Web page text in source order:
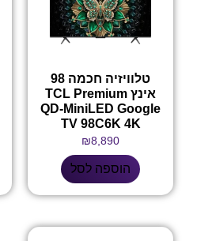
טלוויזיה חכמה 98
אינץ TCL Premium
QD-MiniLED Google
TV 98C6K 4K
₪8,890
הוספה לסל